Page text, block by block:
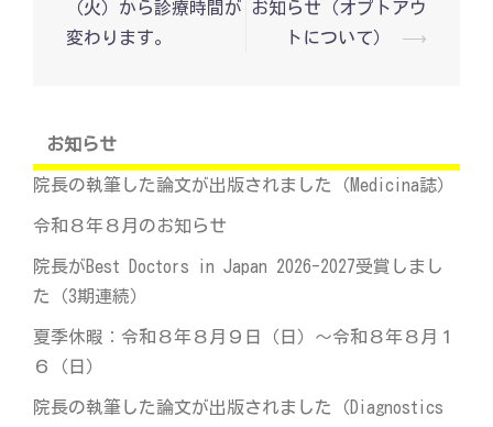
ナ
ビ
ン
（火）から診療時間が
変わります。
お知らせ（オプトアウ
トについて）
⟶
お知らせ
院長の執筆した論文が出版されました（Medicina誌）
令和８年８月のお知らせ
院長がBest Doctors in Japan 2026-2027受賞しまし
た（3期連続）
夏季休暇：令和８年８月９日（日）～令和８年８月１
６（日）
院長の執筆した論文が出版されました（Diagnostics